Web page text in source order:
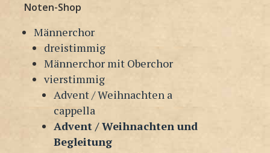
Inhalt
springen
Noten-Shop
Männerchor
dreistimmig
Männerchor mit Oberchor
vierstimmig
Advent / Weihnachten a
cappella
Advent / Weihnachten und
Begleitung